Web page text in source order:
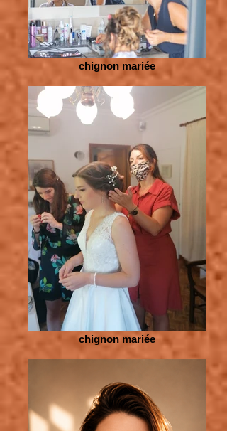
chignon mariée
chignon mariée